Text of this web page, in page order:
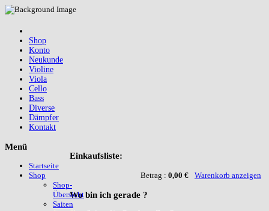
Shop
Konto
Neukunde
Violine
Viola
Cello
Bass
Diverse
Dämpfer
Kontakt
Einkaufsliste:
Betrag : 0,00 € Warenkorb anzeigen
Wobin ich gerade ?
Menü
Startseite
Shop
Shop-
Übersicht
Saiten